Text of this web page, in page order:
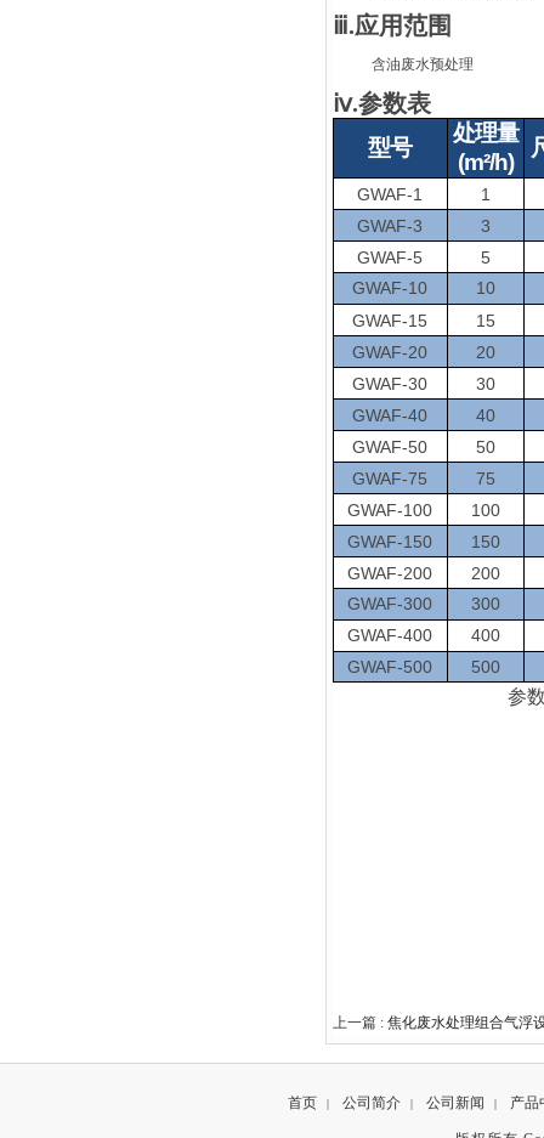
ⅲ.应用范围
含油废水预处理
ⅳ.参数表
型号
处理量
(m²/h)
GWAF-1
1
GWAF-3
3
GWAF-5
5
GWAF-10
10
GWAF-15
15
GWAF-20
20
GWAF-30
30
GWAF-40
40
GWAF-50
50
GWAF-75
75
GWAF-100
100
GWAF-150
150
GWAF-200
200
GWAF-300
300
GWAF-400
400
GWAF-500
500
参
上一篇 : 焦化废水处理组合气浮
首页 | 公司简介 | 公司新闻 | 产品